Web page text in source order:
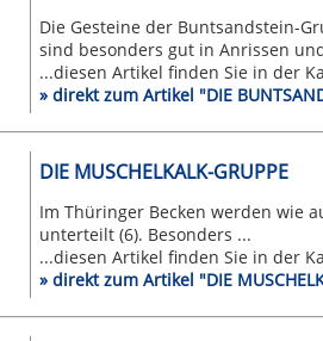
Die Gesteine der Buntsandstein-
sind besonders gut in Anrissen
...diesen Artikel finden Sie in der
» direkt zum Artikel "DIE
DIE MUSCHELKALK-GRUPPE
Im Thüringer Becken werden wie
unterteilt (6). Besonders ...
...diesen Artikel finden Sie in der
» direkt zum Artikel "DIE